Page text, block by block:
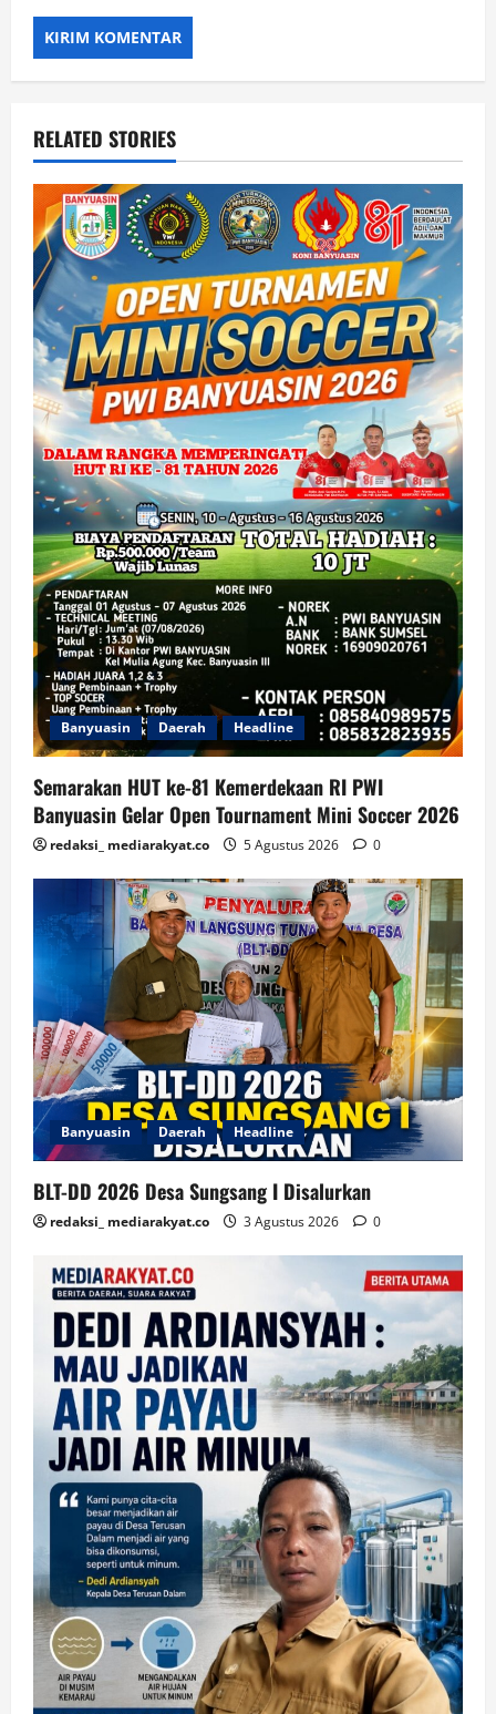
RELATED STORIES
Banyuasin Daerah Headline
Semarakan HUT ke-81 Kemerdekaan RI PWI
Banyuasin Gelar Open Tournament Mini Soccer 2026
redaksi_ mediarakyat.co 5 Agustus 2026 0
Banyuasin Daerah Headline
BLT-DD 2026 Desa Sungsang I Disalurkan
redaksi_ mediarakyat.co 3 Agustus 2026 0